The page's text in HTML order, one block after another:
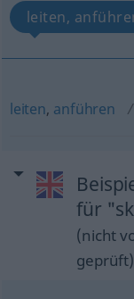
leiten,
leiten, anführen
für
(nicht
geprüft)